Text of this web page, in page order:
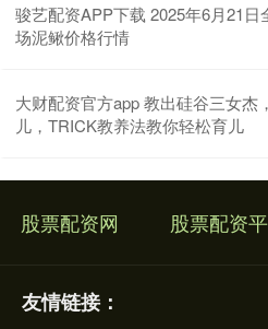
骏艺配资APP下载 2025年6月21日
场泥鳅价格行情
大财配资官方app 教出硅谷三女杰
儿，TRICK教养法教你轻松育儿
股票配资网 股票配资
友情链接：